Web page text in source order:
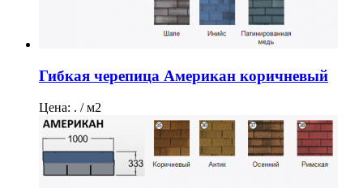
Гибкая черепица Американ коричневый
Цена: . / м2